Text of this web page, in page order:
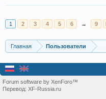
1 2 3 4 5 6 → 9
Главная Пользователи
Forum software by XenForo™
Перевод: XF-Russia.ru